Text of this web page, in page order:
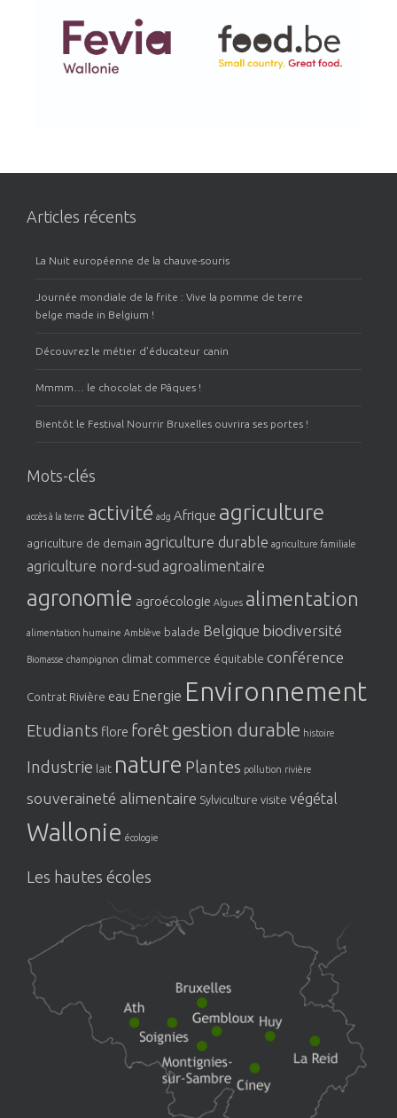
Articles récents
La Nuit européenne de la chauve-souris
Journée mondiale de la frite : Vive la pomme de terre
belge made in Belgium !
Découvrez le métier d’éducateur canin
Mmmm… le chocolat de Pâques !
Bientôt le Festival Nourrir Bruxelles ouvrira ses portes !
Mots-clés
accès à la terre activité adg Afrique agriculture
agriculture de demain agriculture durable agriculture familiale
agriculture nord-sud agroalimentaire
agronomie agroécologie Algues alimentation
alimentation humaine Amblève balade Belgique biodiversité
Biomasse champignon climat commerce équitable conférence
Contrat Rivière eau Energie Environnement
Etudiants flore forêtgestion durable histoire
Industrie lait nature Plantes pollution rivière
souveraineté alimentaire Sylviculture visite végétal
Wallonie écologie
Les hautes écoles